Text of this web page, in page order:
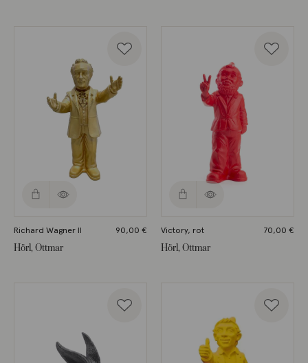
Richard Wagner II 90,00 €
Hörl, Ottmar
Victory, rot 70,00 €
Hörl, Ottmar